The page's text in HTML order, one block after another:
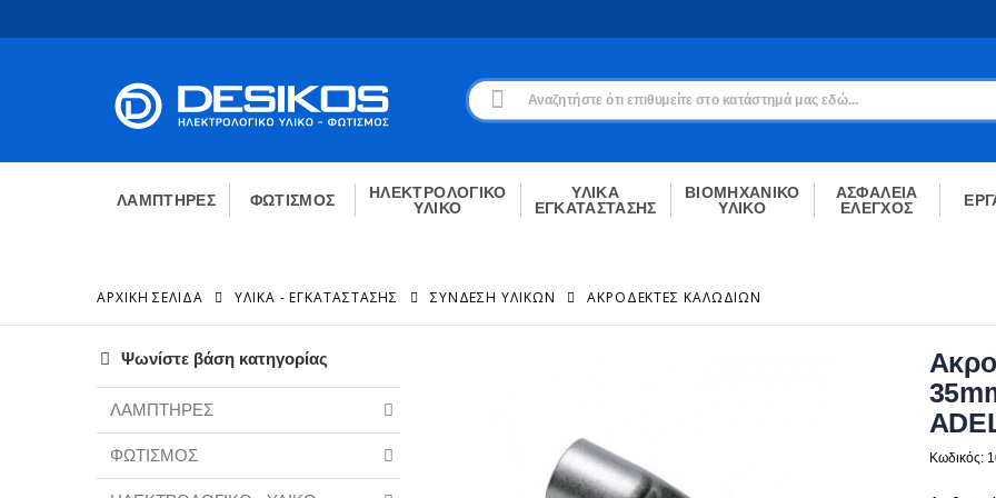
Εγγραφή
Δεν είσαι μέλος;
ΕΓΓΡΑΦΉ
ΛΑΜΠΤΗΡΕΣ ΦΩΤΙΣΜΟΣ
ΗΛΕΚΤΡΟΛΟΓΙΚΟ
ΥΛΙΚΟ
ΥΛΙΚΑ
ΕΓΚΑΤΑΣΤΑΣΗΣ
ΒΙΟΜΗΧΑΝΙΚΟ
ΥΛΙΚΟ
ΑΣΦΑΛΕΙΑ
ΕΛΕΓΧΟΣ
ΑΡΧΙΚΉ ΣΕΛΊΔΑ ΥΛΙΚΑ - ΕΓΚΑΤΑΣΤΑΣΗΣ ΣΎΝΔΕΣΗ ΥΛΙΚΏΝ ΑΚΡΟΔΈΚΤΕΣ ΚΑΛΩΔΊΩΝ
Ψωνίστε βάση κατηγορίας
ΛΑΜΠΤΗΡΕΣ
ΦΩΤΙΣΜΟΣ Κωδικός: